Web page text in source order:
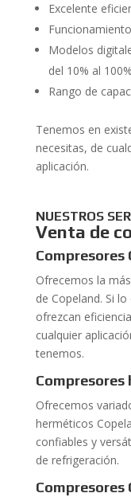
Excelente
Modelos
del 10% al 100%
Rango de
Tenemos en
necesitas, de
aplicación.
NUESTROS
Venta de
Compresores
Ofrecemos la
de Copeland. Si
ofrezcan
cualquier
tenemos.
Ofrecemos
herméticos
confiables y
de refrigeración.
Compresores